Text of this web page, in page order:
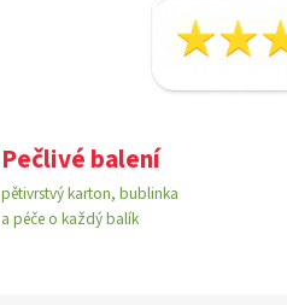
Pečlivé balení
pětivrstvý karton, bublinka
a péče o každý balík